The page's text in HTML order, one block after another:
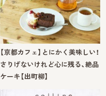
【京都カフェ】とにかく美味しい！
さりげないけれど心に残る、絶品
ケーキ【出町柳】